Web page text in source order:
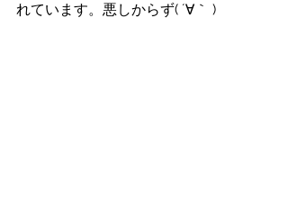
れています。悪しからず( ´∀｀ )